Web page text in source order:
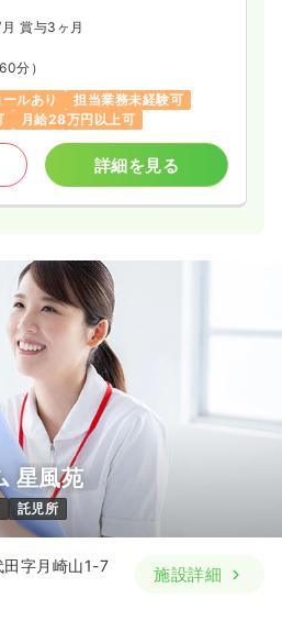
賞与3ヶ月
分）
ルあり
担当業務未経験可
月給28万円以上可
詳細を見る
星風苑
託児所
田字月崎山1-7
施設詳細